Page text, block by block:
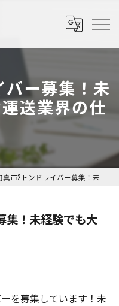
ー募集！未
送業界の仕
市2トンドライバー募集！未経験でも大丈夫な運送業界の仕事
集！未経験でも大
を募集しています！未